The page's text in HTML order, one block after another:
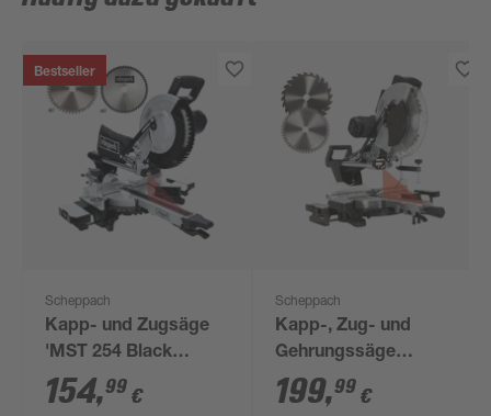
Bestseller
Scheppach
Kapp- und Zugsäge
'MST 254 Black
Edition' 2000 W mit 2
Sägeblättern
154,99 €
Scheppach
Kapp-, Zug- und
Gehrungssäge
'MST305 Black
Edition' 2000 W
199,99 €